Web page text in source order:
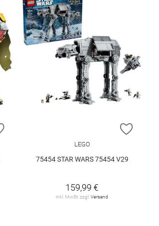
ZUR
LEGO
75454 STAR WARS 75454 V29
159,99 €
inkl. MwSt. zzgl.Versand